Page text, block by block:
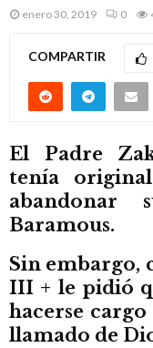
U
enero 30, 2019 0
COMPARTIR
El Padre
tenía
abandonar
Baramous.
Sin embargo,
III + le pidió
hacerse
llamado de